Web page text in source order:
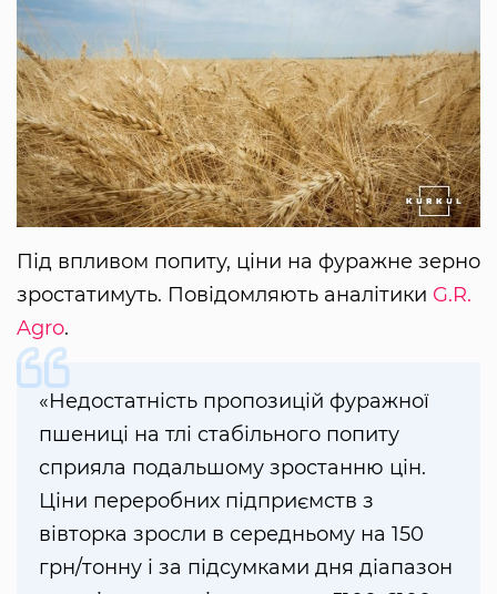
Під впливом попиту, ціни на фуражне зерно
зростатимуть. Повідомляють аналітики G.R.
Agro.
«Недостатність пропозицій фуражної
пшениці на тлі стабільного попиту
сприяла подальшому зростанню цін.
Ціни переробних підприємств з
вівторка зросли в середньому на 150
грн/тонну і за підсумками дня діапазон